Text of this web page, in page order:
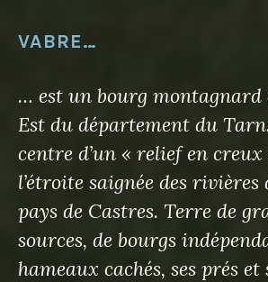
VABRE…
… est un bourg montagnard
Est du département du
centre d’un « relief en
l’étroite saignée des
pays de Castres. Terre de
sources, de bourgs
hameaux cachés, ses prés et